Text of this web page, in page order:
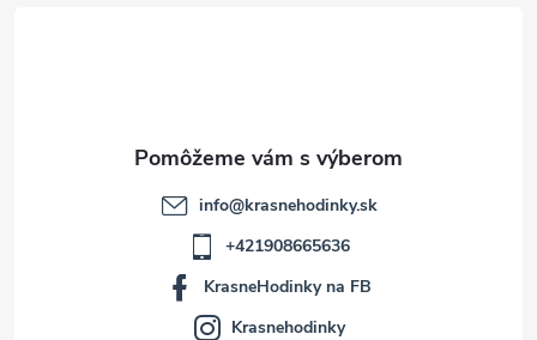
info@krasnehodinky.sk
+421908665636
KrasneHodinky na FB
Krasnehodinky